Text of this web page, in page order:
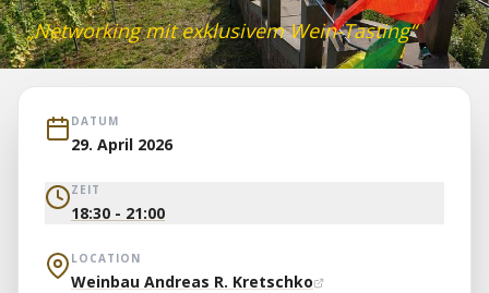
„Networking mit exklusivem Wein-Tasting“
DATUM
29. April 2026
ZEIT
18:30 - 21:00
LOCATION
Weinbau Andreas R. Kretschko